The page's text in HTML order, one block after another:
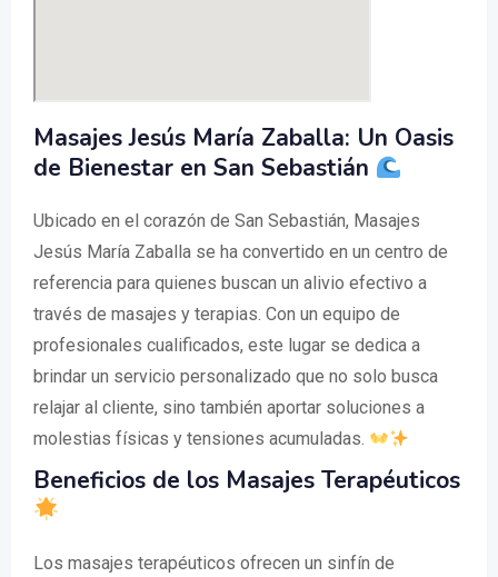
Masajes Jesús María Zaballa: Un Oasis
de Bienestar en San Sebastián
Ubicado en el corazón de San Sebastián, Masajes
Jesús María Zaballa se ha convertido en un centro de
referencia para quienes buscan un alivio efectivo a
través de masajes y terapias. Con un equipo de
profesionales cualificados, este lugar se dedica a
brindar un servicio personalizado que no solo busca
relajar al cliente, sino también aportar soluciones a
molestias físicas y tensiones acumuladas.
Beneficios de los Masajes Terapéuticos
Los masajes terapéuticos ofrecen un sinfín de